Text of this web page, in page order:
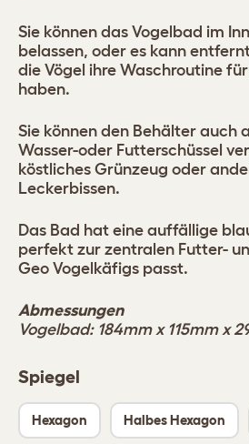
Spiegel
Hexagon Halbes Hexagon
Sie können das Vogelbad im
belassen, oder es kann
die Vögel ihre Waschroutine
haben.
Sie können den Behälter auch
Wasser-oder Futterschüssel
köstliches Grünzeug oder
Leckerbissen.
Das Bad hat eine auffällige
perfekt zur zentralen Futter-
Geo Vogelkäfigs passt.
Abmessungen
Vogelbad: 184mm x 115mm x